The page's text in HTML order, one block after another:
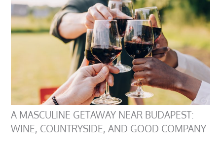
A MASCULINE GETAWAY NEAR BUDAPEST:
WINE, COUNTRYSIDE, AND GOOD COMPANY